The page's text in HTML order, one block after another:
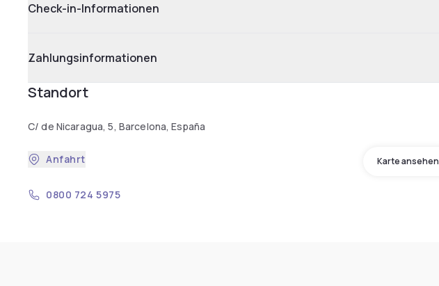
Check-in-Informationen
Zahlungsinformationen
Standort
C/ de Nicaragua, 5, Barcelona, España
Karte ansehen
Anfahrt
0800 724 5975